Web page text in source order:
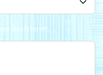
assisteren.